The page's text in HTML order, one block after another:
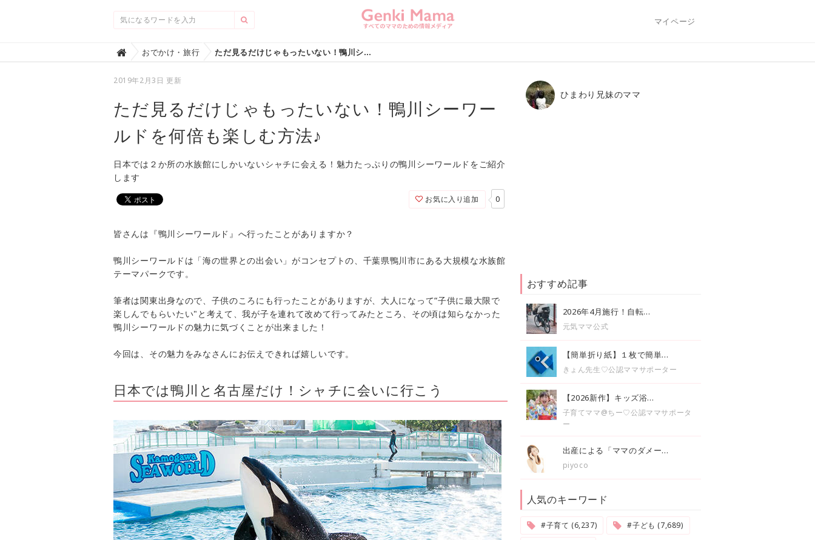
マイページ
Homeおでかけ・旅行 ただ見るだけじゃもったいない！鴨川シーワールドを何倍も楽しむ方法♪
2019年2月3日 更新
ただ見るだけじゃもったいない！鴨川シーワー
ルドを何倍も楽しむ方法♪
日本では２か所の水族館にしかいないシャチに会える！魅力たっぷりの鴨川シーワールドをご紹介
します
お気に入り追加 0
皆さんは『鴨川シーワールド』へ行ったことがありますか？
鴨川シーワールドは「海の世界との出会い」がコンセプトの、千葉県鴨川市にある大規模な水族館
テーマパークです。
筆者は関東出身なので、子供のころにも行ったことがありますが、大人になって“子供に最大限で
楽しんでもらいたい"と考えて、我が子を連れて改めて行ってみたところ、その頃は知らなかった
鴨川シーワールドの魅力に気づくことが出来ました！
今回は、その魅力をみなさんにお伝えできれば嬉しいです。
日本では鴨川と名古屋だけ！シャチに会いに行こう
ひまわり兄妹のママ
おすすめ記事
2026年4月施行！自転...
元気ママ公式
【簡単折り紙】１枚で簡単...
きょん先生♡公認ママサポーター
【2026新作】キッズ浴...
子育てママ@ちー♡公認ママサポータ
ー
出産による「ママのダメー...
piyoco
人気のキーワード
#子育て (6,237)
#子ども (7,689)